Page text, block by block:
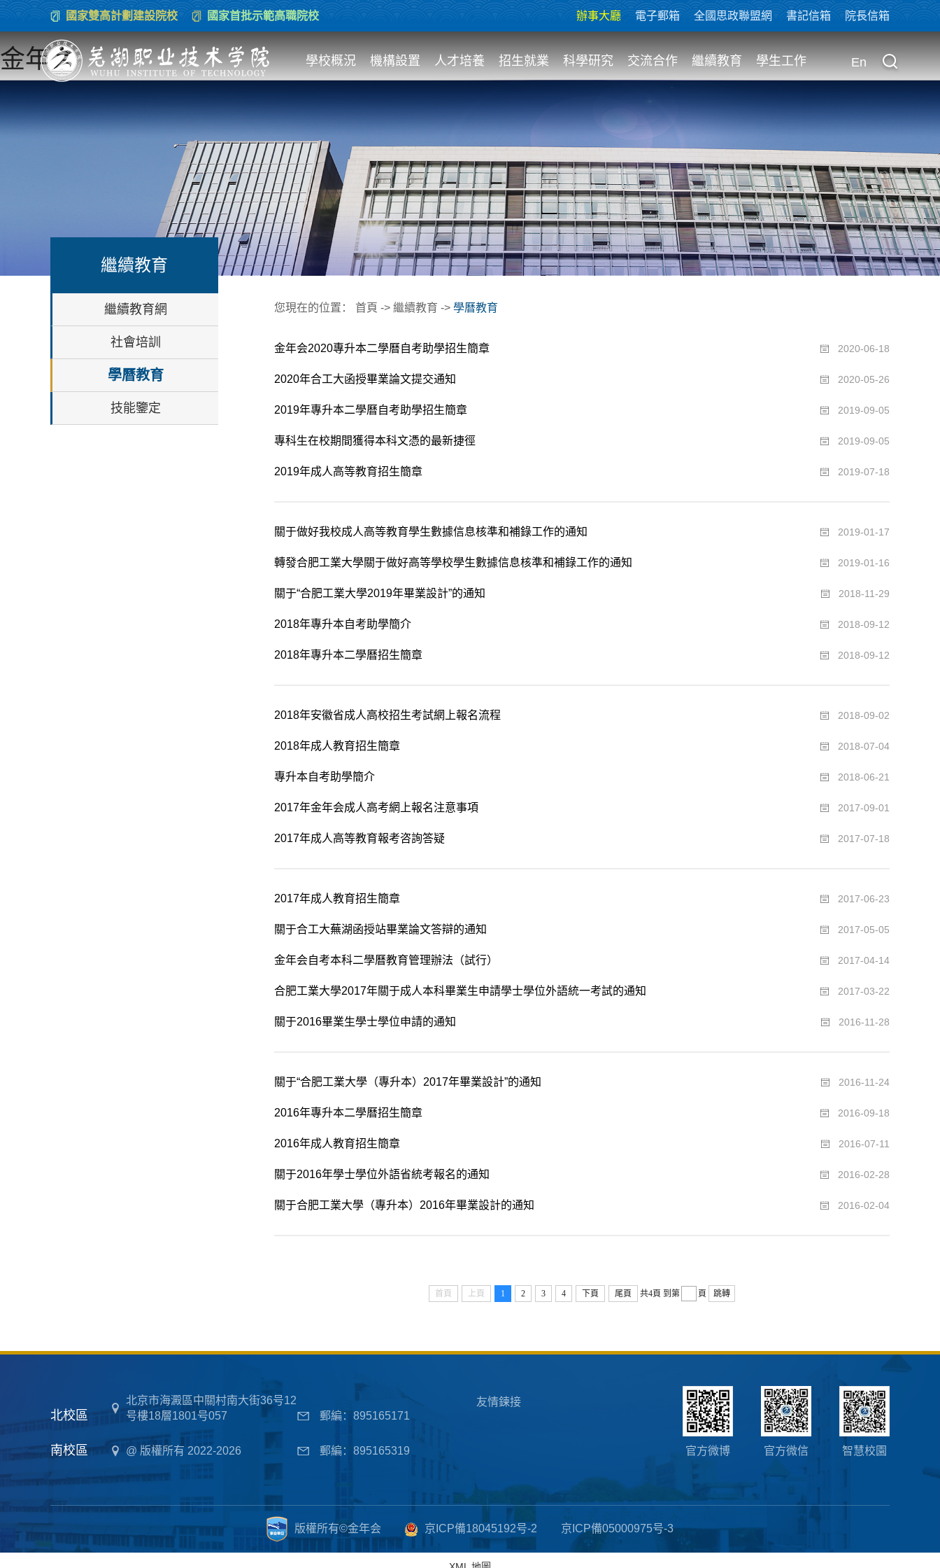
金年会
國家雙高計劃建設院校 國家首批示範高職院校 辦事大廳 電子郵箱 全國思政聯盟網 書記信箱 院長信箱
學校概況 機構設置 人才培養 招生就業 科學研究 交流合作 繼續教育 學生工作 En
繼續教育
繼續教育網
社會培訓
學曆教育
技能鑒定
您現在的位置： 首頁 -> 繼續教育 -> 學曆教育
金年会2020專升本二學曆自考助學招生簡章 2020-06-18
2020年合工大函授畢業論文提交通知 2020-05-26
2019年專升本二學曆自考助學招生簡章 2019-09-05
專科生在校期間獲得本科文憑的最新捷徑 2019-09-05
2019年成人高等教育招生簡章 2019-07-18
關于做好我校成人高等教育學生數據信息核準和補錄工作的通知 2019-01-17
轉發合肥工業大學關于做好高等學校學生數據信息核準和補錄工作的通知 2019-01-16
關于“合肥工業大學2019年畢業設計”的通知 2018-11-29
2018年專升本自考助學簡介 2018-09-12
2018年專升本二學曆招生簡章 2018-09-12
2018年安徽省成人高校招生考試網上報名流程 2018-09-02
2018年成人教育招生簡章 2018-07-04
專升本自考助學簡介 2018-06-21
2017年金年会成人高考網上報名注意事項 2017-09-01
2017年成人高等教育報考咨詢答疑 2017-07-18
2017年成人教育招生簡章 2017-06-23
關于合工大蕪湖函授站畢業論文答辯的通知 2017-05-05
金年会自考本科二學曆教育管理辦法（試行） 2017-04-14
合肥工業大學2017年關于成人本科畢業生申請學士學位外語統一考試的通知 2017-03-22
關于2016畢業生學士學位申請的通知 2016-11-28
關于“合肥工業大學（專升本）2017年畢業設計”的通知 2016-11-24
2016年專升本二學曆招生簡章 2016-09-18
2016年成人教育招生簡章 2016-07-11
關于2016年學士學位外語省統考報名的通知 2016-02-28
關于合肥工業大學（專升本）2016年畢業設計的通知 2016-02-04
首頁 上頁 1 2 3 4 下頁 尾頁 共4頁 到第 頁 跳轉
北校區
北京市海澱區中關村南大街36号12
号樓18層1801号057
郵編：895165171
南校區 @ 版權所有 2022-2026 郵編：895165319
友情鍊接
官方微博 官方微信 智慧校園
版權所有©金年会 京ICP備18045192号-2 京ICP備05000975号-3